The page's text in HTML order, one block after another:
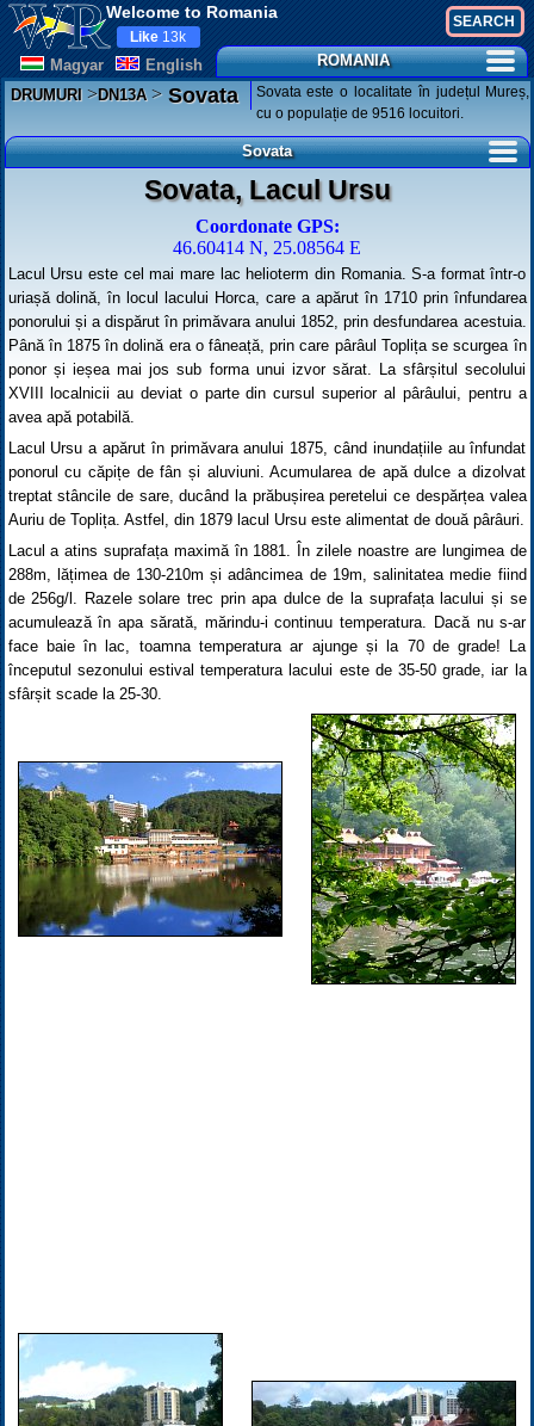
Welcome to Romania
Magyar English
Like 13k
ROMANIA
DRUMURI>DN13A>Sovata
Sovata este o localitate în județul Mureș,
cu o populație de 9516 locuitori.
Sovata
Sovata, Lacul Ursu
Coordonate GPS:
46.60414 N, 25.08564 E
Lacul Ursu este cel mai mare lac helioterm din Romania. S-a format într-o
uriașă dolină, în locul lacului Horca, care a apărut în 1710 prin înfundarea
ponorului și a dispărut în primăvara anului 1852, prin desfundarea acestuia.
Până în 1875 în dolină era o fâneață, prin care pârâul Toplița se scurgea în
ponor și ieșea mai jos sub forma unui izvor sărat. La sfârșitul secolului
XVIII localnicii au deviat o parte din cursul superior al pârâului, pentru a
avea apă potabilă.
Lacul Ursu a apărut în primăvara anului 1875, când inundațiile au înfundat
ponorul cu căpițe de fân și aluviuni. Acumularea de apă dulce a dizolvat
treptat stâncile de sare, ducând la prăbușirea peretelui ce despărțea valea
Auriu de Toplița. Astfel, din 1879 lacul Ursu este alimentat de două pârâuri.
Lacul a atins suprafața maximă în 1881. În zilele noastre are lungimea de
288m, lățimea de 130-210m și adâncimea de 19m, salinitatea medie fiind
de 256g/l. Razele solare trec prin apa dulce de la suprafața lacului și se
acumulează în apa sărată, mărindu-i continuu temperatura. Dacă nu s-ar
face baie în lac, toamna temperatura ar ajunge și la 70 de grade! La
începutul sezonului estival temperatura lacului este de 35-50 grade, iar la
sfârșit scade la 25-30.